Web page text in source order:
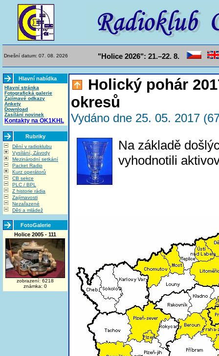
Dnešní datum: 07. 08. 2026 "Holice 2026": 21.–22. 8.
Hlavní nabídka
Hlavní stránka
Fotografická galerie
Zajímavé odkazy
Ankety
Download
Zasílání novinek
Kontakty na OK1KHL
Rubriky
Dění v radioklubu
Vysílání, Závody
Mezinárodní setkání
Packet Radio
Kurz operátorů
CB sekce
PLC / BPL
Z historie rádia
Zajímavosti
Nezařazené
Děti a mládež
FotoGalerie
Holice 2005 - 111
zobrazení: 6218
známka: 0
Holický pohár
okresů
Vydáno dne 25. 05. 2017
Na základě
vyhodnotili